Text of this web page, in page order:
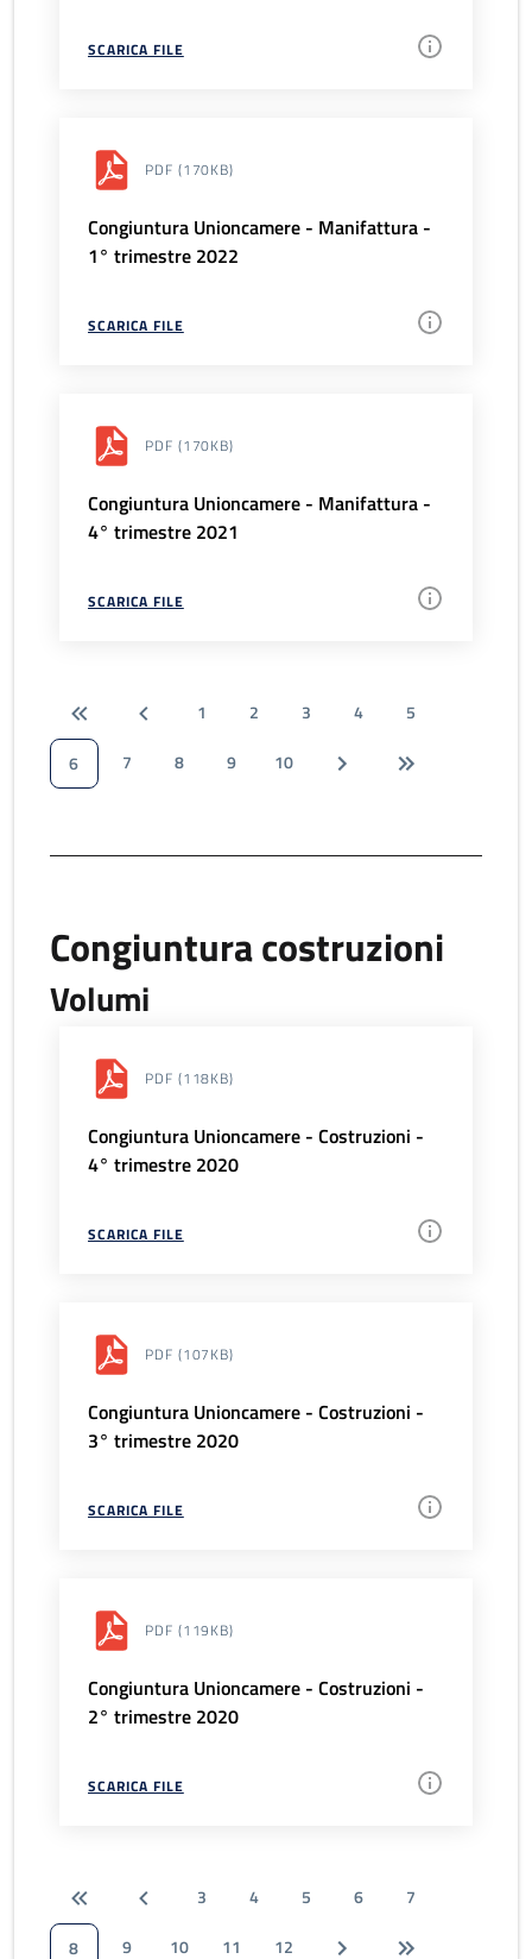
SCARICA FILE
PDF (170KB)
Congiuntura Unioncamere - Manifattura -
1° trimestre 2022
SCARICA FILE
PDF (170KB)
Congiuntura Unioncamere - Manifattura -
4° trimestre 2021
SCARICA FILE
1 2 3 4
5
6
7 8 9 10
Congiuntura costruzioni
Volumi
PDF (118KB)
Congiuntura Unioncamere - Costruzioni -
4° trimestre 2020
SCARICA FILE
PDF (107KB)
Congiuntura Unioncamere - Costruzioni -
3° trimestre 2020
SCARICA FILE
PDF (119KB)
Congiuntura Unioncamere - Costruzioni -
2° trimestre 2020
SCARICA FILE
3 4 5 6
7
8
9 10 11 12